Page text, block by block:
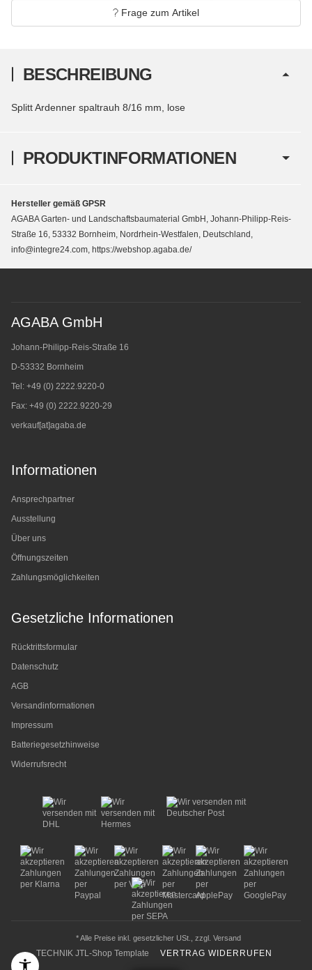
Frage zum Artikel
PRODUKTINFORMATIONEN
BESCHREIBUNG
Splitt Ardenner spaltrauh 8/16 mm, lose
Hersteller gemäß GPSR
AGABA Garten- und Landschaftsbaumaterial GmbH, Johann-Philipp-Reis-
Straße 16, 53332 Bornheim, Nordrhein-Westfalen, Deutschland,
info@integre24.com, https://webshop.agaba.de/
AGABA GmbH
Johann-Philipp-Reis-Straße 16
D-53332 Bornheim
Tel: +49 (0) 2222.9220-0
Fax: +49 (0) 2222.9220-29
verkauf[at]agaba.de
Informationen
Ansprechpartner
Ausstellung
Über uns
Öffnungszeiten
Zahlungsmöglichkeiten
Gesetzliche Informationen
Rücktrittsformular
Datenschutz
AGB
Versandinformationen
Impressum
Batteriegesetzhinweise
Widerrufsrecht
* Alle Preise inkl. gesetzlicher USt., zzgl. Versand
TECHNIK JTL-Shop Template VERTRAG WIDERRUFEN